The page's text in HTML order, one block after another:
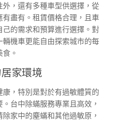
，還有多種車型供選擇，從
盡有。租賃價格合理，且車
的需求和預算進行選擇。對
機車更能自由探索城市的每
。
家環境
，特別是對於有過敏體質的
台中除蟎服務專業且高效，
家中的塵蟎和其他過敏原，